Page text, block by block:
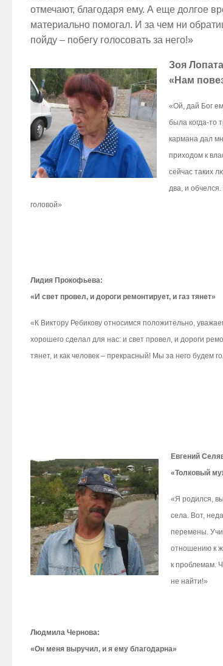
отмечают, благодаря ему. А еще долгое
материально помогал. И за чем ни
пойду – побегу голосовать за него!»
Зоя
«Нам
«Ой, дай Бог
была когда-то
кармана дал
приходом к
сейчас таких
два, и
головой»
Лидия Прокофьева:
«И свет провел, и дороги ремонтирует, и газ тянет»
«К Виктору Ребикову относимся положительно,
хорошего сделал для нас: и свет провел, и дороги
тянет, и как человек – прекрасный! Мы за него будем
Евгений
«Толковый
«Я родился,
села. Вот,
перемены.
отношению к
к проблемам.
не найти!»
Людмила Чернова:
«Он меня выручил, и я ему благодарна»